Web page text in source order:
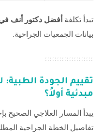
تبدأ تكلفة أفضل دكتور أنف في
بيانات الجمعيات الجراحية.
تقييم الجودة الطبية:
مبدئية أولاً؟
يبدأ المسار العلاجي
تفاصيل الخطة الجراحية